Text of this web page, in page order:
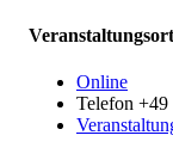
Veranstaltungsort
Online
Telefon +49